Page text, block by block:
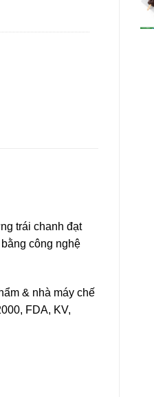
trái chanh đạt
công nghệ
& nhà máy chế
FDA, KV,